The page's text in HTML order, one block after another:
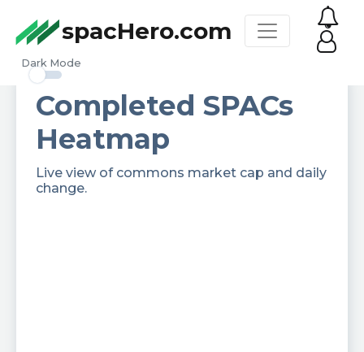
spacHero.com
Dark Mode
Completed SPACs
Heatmap
Live view of commons market cap and daily
change.